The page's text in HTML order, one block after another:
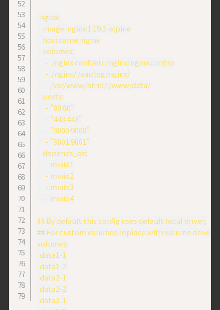
  nginx:
    image: nginx:1.19.2-alpine
    hostname: nginx
    volumes:
      - ./nginx.conf:/etc/nginx/nginx.conf:ro
      - ./nginx/:/var/log/nginx/
      - /var/www/html/:/www/data/
    ports:
      - "80:80"
      - "443:443"
      - "9000:9000"
      - "9001:9001"
    depends_on:
      - minio1
      - minio2
      - minio3
      - minio4
## By default this config uses default local driver,
## For custom volumes replace with volume driver
volumes:
  data1-1:
  data1-2:
  data2-1:
  data2-2:
  data3-1: